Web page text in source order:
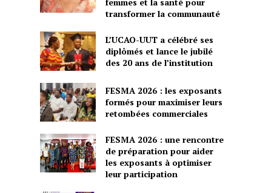
transformer la communauté
L’UCAO-UUT a célébré ses
diplômés et lance le jubilé
des 20 ans de l’institution
FESMA 2026 : les exposants
formés pour maximiser leurs
retombées commerciales
FESMA 2026 : une rencontre
de préparation pour aider
les exposants à optimiser
leur participation